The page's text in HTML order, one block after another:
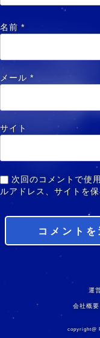
名前 *
メール *
サイト
次回のコメントで使
ルアドレス、サイトを
運
会社概要
copyright@